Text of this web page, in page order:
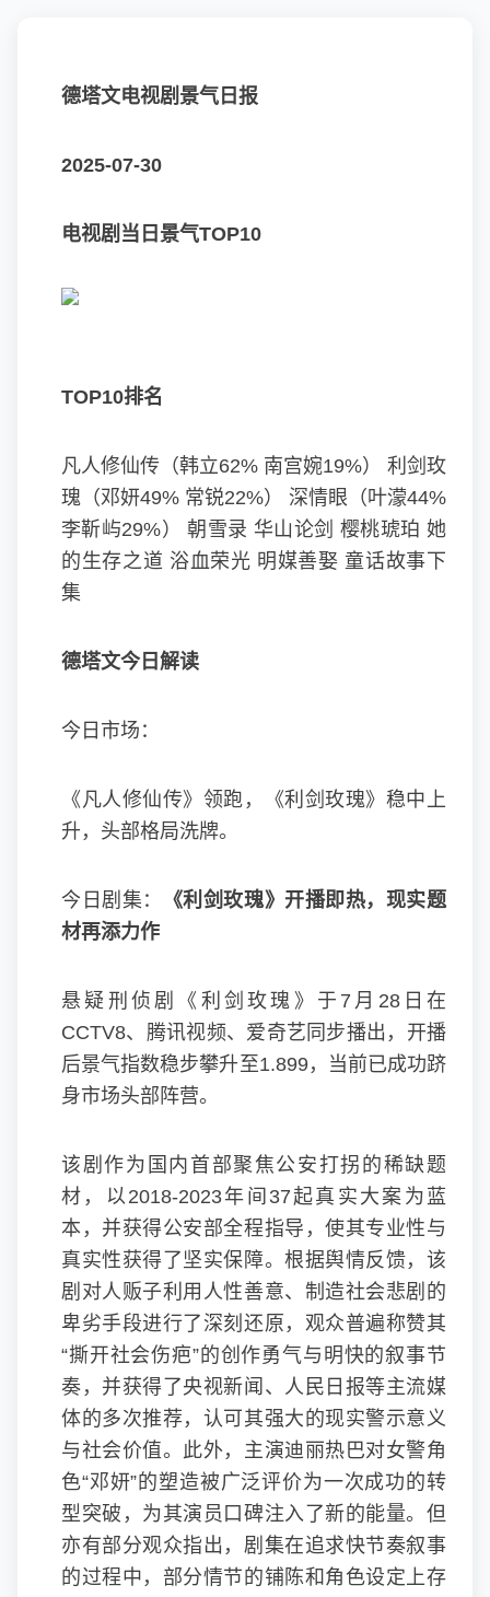
德塔文电视剧景气日报
2025-07-30
电视剧当日景气TOP10
TOP10排名
凡人修仙传（韩立62% 南宫婉19%） 利剑玫
瑰 （邓妍49% 常锐22%） 深情眼（叶濛44%
李靳屿29%） 朝雪录 华山论剑 樱桃琥珀 她
的生存之道 浴血荣光 明媒善娶 童话故事下
集
德塔文今日解读
今日市场：
《凡人修仙传》领跑，《利剑玫瑰》稳中上
升，头部格局洗牌。
今日剧集：
《利剑玫瑰》开播即热，现实题
材再添力作
悬疑刑侦剧《利剑玫瑰》于7月28日在
CCTV8、腾讯视频、爱奇艺同步播出，开播
后景气指数稳步攀升至1.899，当前已成功跻
身市场头部阵营。
该剧作为国内首部聚焦公安打拐的稀缺题
材，以2018-2023年间37起真实大案为蓝
本，并获得公安部全程指导，使其专业性与
真实性获得了坚实保障。根据舆情反馈，该
剧对人贩子利用人性善意、制造社会悲剧的
卑劣手段进行了深刻还原，观众普遍称赞其
“撕开社会伤疤”的创作勇气与明快的叙事节
奏，并获得了央视新闻、人民日报等主流媒
体的多次推荐，认可其强大的现实警示意义
与社会价值。此外，主演迪丽热巴对女警角
色“邓妍”的塑造被广泛评价为一次成功的转
型突破，为其演员口碑注入了新的能量。但
亦有部分观众指出，剧集在追求快节奏叙事
的过程中，部分情节的铺陈和角色设定上存